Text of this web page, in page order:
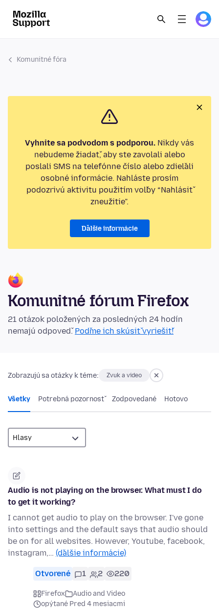
Komunitné fóra
Vyhnite sa podvodom s podporou. Nikdy vás
nebudeme žiadať, aby ste zavolali alebo
poslali SMS na telefónne číslo alebo zdieľali
osobné informácie. Nahláste prosím
podozrivú aktivitu použitím voľby “Nahlásiť
zneužitie”.
Ďalšie informácie
Komunitné fórum Firefox
21 otázok položených za posledných 24 hodín
nemajú odpoveď.Poďme ich skúsiť vyriešiť!
Zobrazujú sa otázky k téme: Zvuk a video
Všetky Potrebná pozornosť Zodpovedané Hotovo
Audio is not playing on the browser. What must I do
to get it working?
I cannot get audio to play on the browser. I've gone
into settings and the default says that audio should
be on for all websites. However, Youtube, facebook,
instagram,… (ďalšie informácie)
Otvorené 1 2 220
Firefox
Audio and Video
opýtané Pred 4 mesiacmi